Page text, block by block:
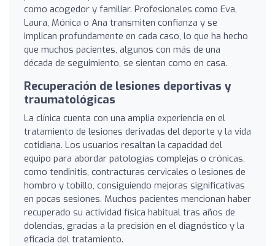
como acogedor y familiar. Profesionales como Eva,
Laura, Mónica o Ana transmiten confianza y se
implican profundamente en cada caso, lo que ha hecho
que muchos pacientes, algunos con más de una
década de seguimiento, se sientan como en casa.
Recuperación de lesiones deportivas y
traumatológicas
La clínica cuenta con una amplia experiencia en el
tratamiento de lesiones derivadas del deporte y la vida
cotidiana. Los usuarios resaltan la capacidad del
equipo para abordar patologías complejas o crónicas,
como tendinitis, contracturas cervicales o lesiones de
hombro y tobillo, consiguiendo mejoras significativas
en pocas sesiones. Muchos pacientes mencionan haber
recuperado su actividad física habitual tras años de
dolencias, gracias a la precisión en el diagnóstico y la
eficacia del tratamiento.